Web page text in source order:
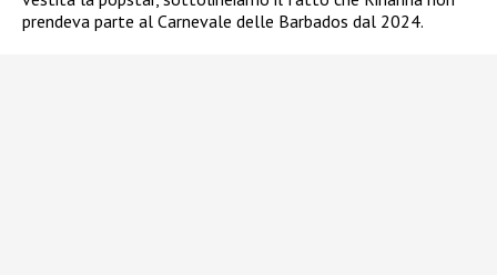
prendeva parte al Carnevale delle Barbados dal 2024.